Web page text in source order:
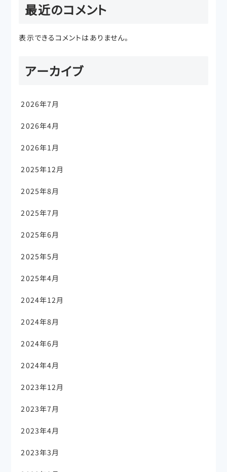
最近のコメント
表示できるコメントはありません。
アーカイブ
2026年7月
2026年4月
2026年1月
2025年12月
2025年8月
2025年7月
2025年6月
2025年5月
2025年4月
2024年12月
2024年8月
2024年6月
2024年4月
2023年12月
2023年7月
2023年4月
2023年3月